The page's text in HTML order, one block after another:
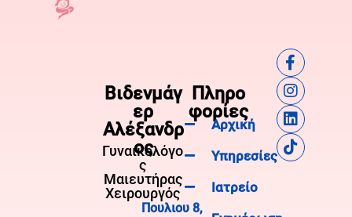
Βιδενμάγ
ερ
Αλέξανδρ
ος
Γυναικολόγο
ς
Μαιευτήρας
Χειρουργός
Πουλιου 8,
Πληρο
φορίες
Αρχική
Υπηρεσίες
Ιατρείο